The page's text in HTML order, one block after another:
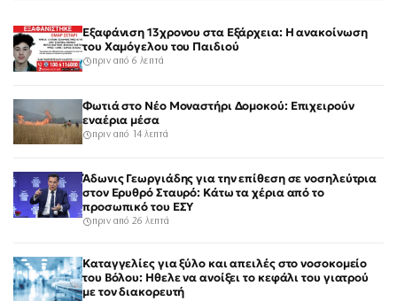
Εξαφάνιση 13χρονου στα Εξάρχεια: Η ανακοίνωση
του Χαμόγελου του Παιδιού
πριν από 6 λεπτά
Φωτιά στο Νέο Μοναστήρι Δομοκού: Επιχειρούν
εναέρια μέσα
πριν από 14 λεπτά
Άδωνις Γεωργιάδης για την επίθεση σε νοσηλεύτρια
στον Ερυθρό Σταυρό: Κάτω τα χέρια από το
προσωπικό του ΕΣΥ
πριν από 26 λεπτά
Καταγγελίες για ξύλο και απειλές στο νοσοκομείο
του Βόλου: Ηθελε να ανοίξει το κεφάλι του γιατρού
με τον διακορευτή